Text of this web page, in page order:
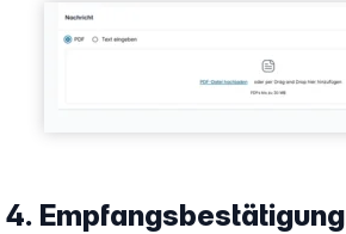
Show larger version
4. Empfangsbestätigung